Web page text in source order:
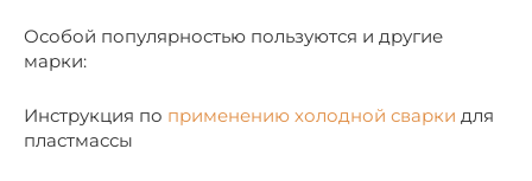
Особой популярностью пользуются и другие
марки:
Инструкция по применению холодной сварки для
пластмассы